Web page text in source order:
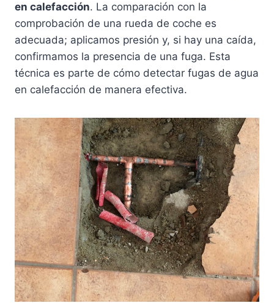
en calefacción. La comparación con la
comprobación de una rueda de coche es
adecuada; aplicamos presión y, si hay una caída,
confirmamos la presencia de una fuga. Esta
técnica es parte de cómo detectar fugas de agua
en calefacción de manera efectiva.